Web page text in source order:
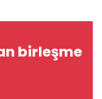
birleşme